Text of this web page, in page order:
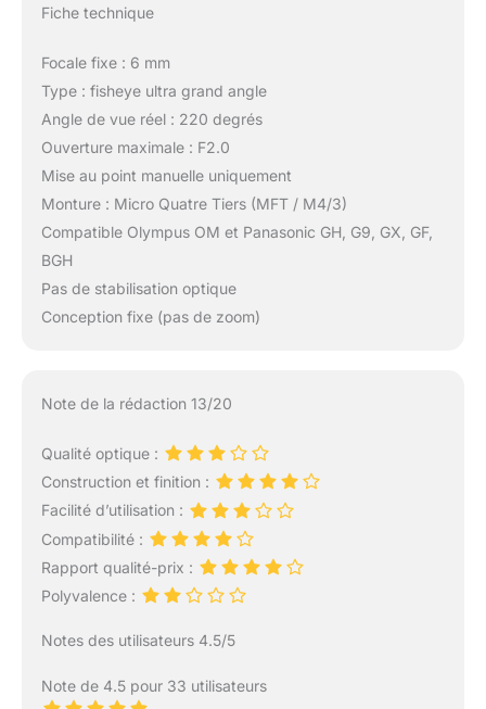
Fiche technique
Focale fixe : 6 mm
Type : fisheye ultra grand angle
Angle de vue réel : 220 degrés
Ouverture maximale : F2.0
Mise au point manuelle uniquement
Monture : Micro Quatre Tiers (MFT / M4/3)
Compatible Olympus OM et Panasonic GH, G9, GX, GF,
BGH
Pas de stabilisation optique
Conception fixe (pas de zoom)
Note de la rédaction 13/20
Qualité optique :
Construction et finition :
Facilité d’utilisation :
Compatibilité :
Rapport qualité-prix :
Polyvalence :
Notes des utilisateurs 4.5/5
Note de 4.5 pour 33 utilisateurs